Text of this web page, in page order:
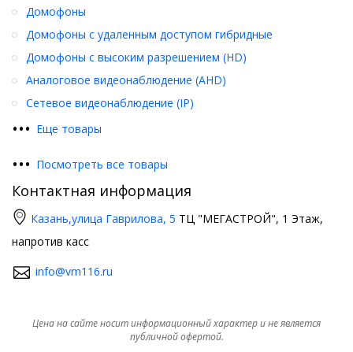
••• Еще товары
Домофоны
Домофоны с удаленным доступом гибридные
Домофоны с высоким разрешением (HD)
Аналоговое видеонаблюдение (AHD)
Сетевое видеонаблюдение (IP)
••• Посмотреть все товары
Контактная информация
Казань,улица Гаврилова, 5 ТЦ "МЕГАСТРОЙ", 1 Этаж,
напротив касс
info@vm116.ru
Цена на сайте носит информационный характер и не является
публичной офертой.